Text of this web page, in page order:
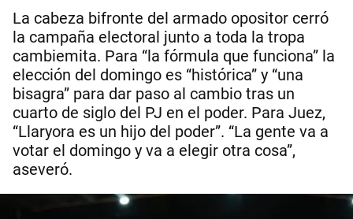
La cabeza bifronte del armado opositor cerró
la campaña electoral junto a toda la tropa
cambiemita. Para “la fórmula que funciona” la
elección del domingo es “histórica” y “una
bisagra” para dar paso al cambio tras un
cuarto de siglo del PJ en el poder. Para Juez,
“Llaryora es un hijo del poder”. “La gente va a
votar el domingo y va a elegir otra cosa”,
aseveró.